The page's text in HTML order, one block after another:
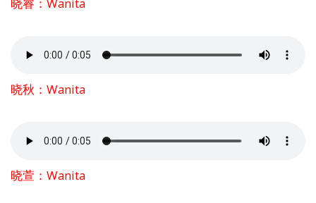
晓秋：Wanita
晓萱：Wanita